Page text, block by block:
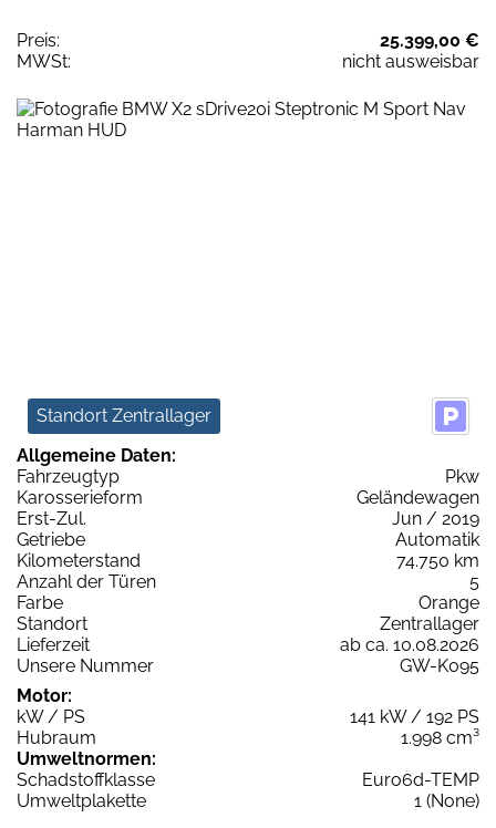
Preis:
25.399,00 €
MWSt:
nicht ausweisbar
Standort Zentrallager
Allgemeine Daten:
Fahrzeugtyp
Pkw
Karosserieform
Geländewagen
Erst-Zul.
Jun / 2019
Getriebe
Automatik
Kilometerstand
74.750 km
Anzahl der Türen
5
Farbe
Orange
Standort
Zentrallager
Lieferzeit
ab ca. 10.08.2026
Unsere Nummer
GW-K095
Motor:
kW / PS
141 kW / 192 PS
Hubraum
1.998 cm³
Umweltnormen:
Schadstoffklasse
Euro6d-TEMP
Umweltplakette
1 (None)